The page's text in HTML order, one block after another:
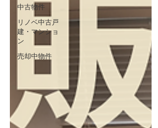
中古物件
リノベ中古戸
建・マンショ
ン
売却中物件